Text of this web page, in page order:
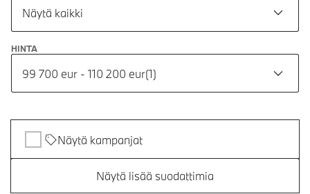
Näytä kaikki
HINTA
99 700 eur - 110 200 eur(1)
Näytä kampanjat
Näytä lisää suodattimia